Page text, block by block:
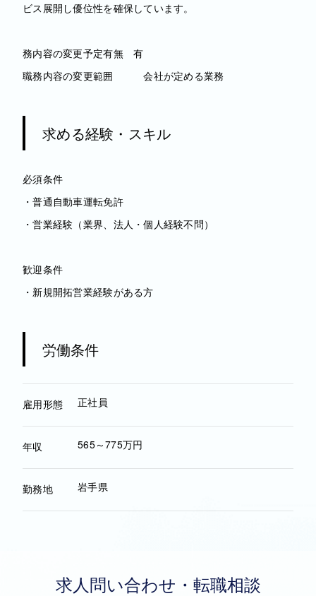
ビス展開し優位性を確保しています。
務内容の変更予定有無 有
職務内容の変更範囲 会社が定める業務
求める経験・スキル
必須条件
・普通自動車運転免許
・営業経験（業界、法人・個人経験不問）
歓迎条件
・新規開拓営業経験がある方
労働条件
雇用形態 正社員
年収 565～775万円
勤務地 岩手県
求人問い合わせ・転職相談